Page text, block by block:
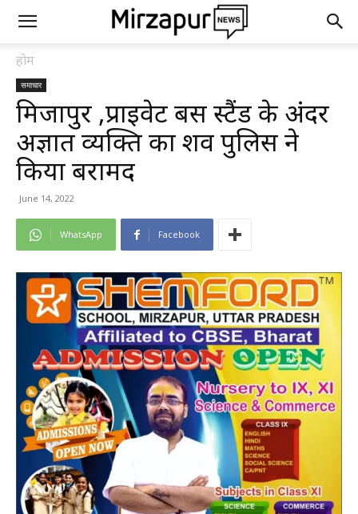
होम
समाचार
मिर्जापुर ,प्राइवेट बस स्टैंड के अंदर
अज्ञात व्यक्ति का शव पुलिस ने
किया बरामद
June 14, 2022
WhatsApp Facebook